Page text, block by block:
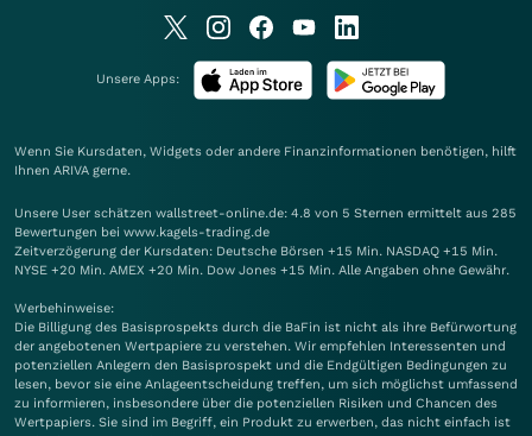
Unsere Apps:
Wenn Sie Kursdaten, Widgets oder andere Finanzinformationen benötigen, hilft
Ihnen ARIVA gerne.
Unsere User schätzen wallstreet-online.de: 4.8 von 5 Sternen ermittelt aus 285
Bewertungen bei www.kagels-trading.de
Zeitverzögerung der Kursdaten: Deutsche Börsen +15 Min. NASDAQ +15 Min.
NYSE +20 Min. AMEX +20 Min. Dow Jones +15 Min. Alle Angaben ohne Gewähr.
Werbehinweise:
Die Billigung des Basisprospekts durch die BaFin ist nicht als ihre Befürwortung
der angebotenen Wertpapiere zu verstehen. Wir empfehlen Interessenten und
potenziellen Anlegern den Basisprospekt und die Endgültigen Bedingungen zu
lesen, bevor sie eine Anlageentscheidung treffen, um sich möglichst umfassend
zu informieren, insbesondere über die potenziellen Risiken und Chancen des
Wertpapiers. Sie sind im Begriff, ein Produkt zu erwerben, das nicht einfach ist